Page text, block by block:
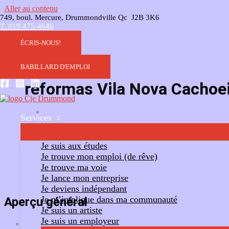
Aller au contenu
749, boul. Mercure, Drummondville Qc J2B 3K6
T. 819 475-4646
ÉCRIS-NOUS!
BABILLARD D'EMPLOI
Services
Je suis aux études
Je trouve mon emploi (de rêve)
Je trouve ma voie
Je lance mon entreprise
Je deviens indépendant
Je m’implique dans ma communauté
Je suis un artiste
Je suis un employeur
reformas Vila Nova
Aperçu général